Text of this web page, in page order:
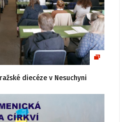
diecéze v Nesuchyni